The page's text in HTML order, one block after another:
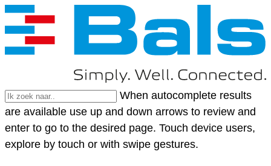
When autocomplete results
are available use up and down arrows to review and
enter to go to the desired page. Touch device users,
explore by touch or with swipe gestures.